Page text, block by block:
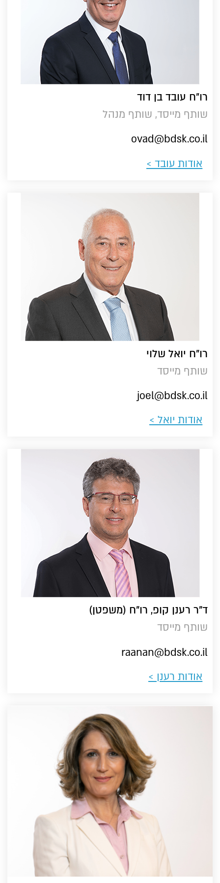
הוסף קו תחתון לקישורים
לאפס
את
כל
האפשרויות
cached
רו״ח עובד בן דוד
שותף מייסד, שותף מנהל
ovad@bdsk.co.il
אודות עובד >
רו"ח יואל שלוי
שותף מייסד
joel@bdsk.co.il
אודות יואל >
ד"ר רענן קופ, רו"ח (משפטן)
שותף מייסד
raanan@bdsk.co.il
אודות רענן >